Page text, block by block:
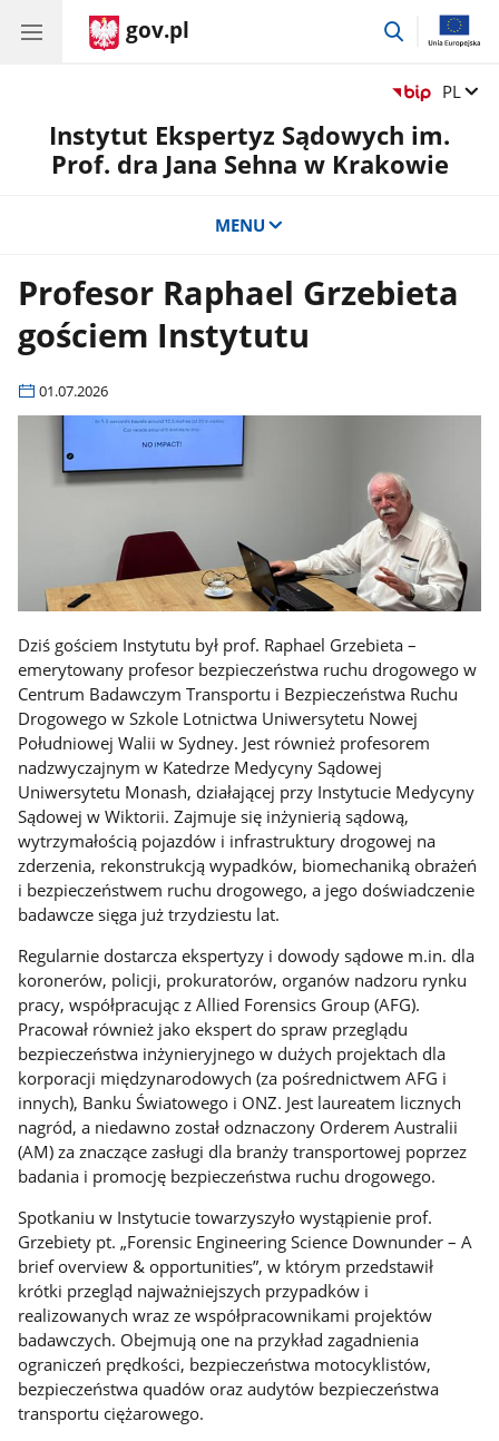
gov.pl
przejdź
Zmień
PL
Instytut Ekspertyz Sądowych im.
Prof. dra Jana Sehna w Krakowie
MENU
Profesor Raphael Grzebieta
gościem Instytutu
01.07.2026
Dziś gościem Instytutu był prof. Raphael Grzebieta –
emerytowany profesor bezpieczeństwa ruchu drogowego w
Centrum Badawczym Transportu i Bezpieczeństwa Ruchu
Drogowego w Szkole Lotnictwa Uniwersytetu Nowej
Południowej Walii w Sydney. Jest również profesorem
nadzwyczajnym w Katedrze Medycyny Sądowej
Uniwersytetu Monash, działającej przy Instytucie Medycyny
Sądowej w Wiktorii. Zajmuje się inżynierią sądową,
wytrzymałością pojazdów i infrastruktury drogowej na
zderzenia, rekonstrukcją wypadków, biomechaniką obrażeń
i bezpieczeństwem ruchu drogowego, a jego doświadczenie
badawcze sięga już trzydziestu lat.
Regularnie dostarcza ekspertyzy i dowody sądowe m.in. dla
koronerów, policji, prokuratorów, organów nadzoru rynku
pracy, współpracując z Allied Forensics Group (AFG).
Pracował również jako ekspert do spraw przeglądu
bezpieczeństwa inżynieryjnego w dużych projektach dla
korporacji międzynarodowych (za pośrednictwem AFG i
innych), Banku Światowego i ONZ. Jest laureatem licznych
nagród, a niedawno został odznaczony Orderem Australii
(AM) za znaczące zasługi dla branży transportowej poprzez
badania i promocję bezpieczeństwa ruchu drogowego.
Spotkaniu w Instytucie towarzyszyło wystąpienie prof.
Grzebiety pt. „Forensic Engineering Science Downunder – A
brief overview & opportunities”, w którym przedstawił
krótki przegląd najważniejszych przypadków i
realizowanych wraz ze współpracownikami projektów
badawczych. Obejmują one na przykład zagadnienia
ograniczeń prędkości, bezpieczeństwa motocyklistów,
bezpieczeństwa quadów oraz audytów bezpieczeństwa
transportu ciężarowego.